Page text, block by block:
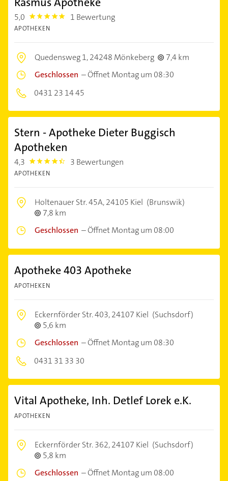
5,0 5.0 1 Bewertung
APOTHEKEN
Quedensweg 1,24248 Mönkeberg
7,4 km
Geschlossen –Öffnet Montag um 08:30
0431 23 14 45
Stern - Apotheke Dieter Buggisch
Apotheken
4,3 4.3 3 Bewertungen
APOTHEKEN
Holtenauer Str. 45A,24105 Kiel (Brunswik)
7,8 km
Geschlossen –Öffnet Montag um 08:00
Apotheke 403 Apotheke
APOTHEKEN
Eckernförder Str. 403,24107 Kiel (Suchsdorf)
5,6 km
Geschlossen –Öffnet Montag um 08:30
0431 31 33 30
Vital Apotheke, Inh. Detlef Lorek e.K.
APOTHEKEN
Eckernförder Str. 362,24107 Kiel (Suchsdorf)
5,8 km
Geschlossen –Öffnet Montag um 08:00